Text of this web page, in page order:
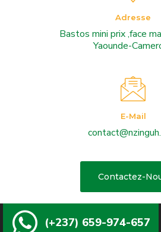
Adresse
Bastos mini prix ,face
Yaounde-
E-Mail
Contactez-
(+237) 659-974-657